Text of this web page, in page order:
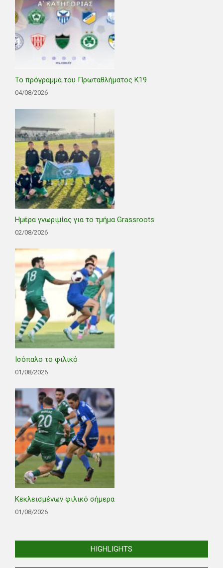
Το πρόγραμμα του Πρωταθλήματος Κ19
04/08/2026
Ημέρα γνωριμίας για το τμήμα Grassroots
02/08/2026
Ισόπαλο το φιλικό
01/08/2026
Κεκλεισμένων φιλικό σήμερα
01/08/2026
HIGHLIGHTS